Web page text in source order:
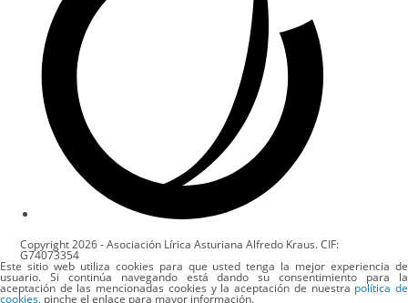
Copyright 2026 - Asociación Lírica Asturiana Alfredo Kraus. CIF:
G74073354
Este sitio web utiliza cookies para que usted tenga la mejor experiencia de
usuario. Si continúa navegando está dando su consentimiento para la
aceptación de las mencionadas cookies y la aceptación de nuestra política de
cookies, pinche el enlace para mayor información.